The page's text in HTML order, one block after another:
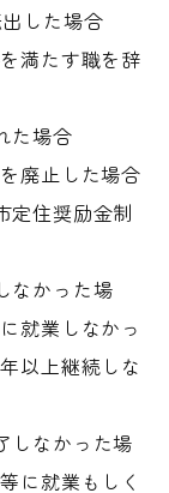
した場合
満たす職を辞
た場合
廃止した場合
定住奨励金制
なかった場
就業しなかっ
以上継続しな
しなかった場
に就業もしく